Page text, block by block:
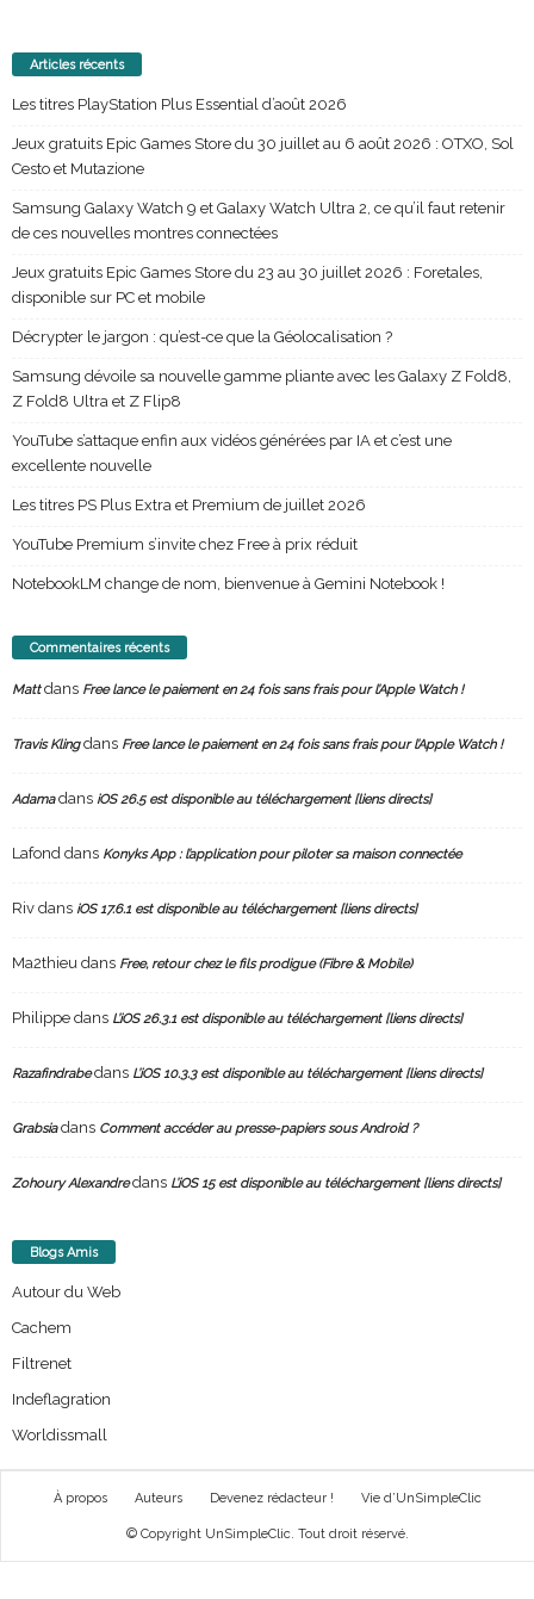
Articles récents
Les titres PlayStation Plus Essential d’août 2026
Jeux gratuits Epic Games Store du 30 juillet au 6 août 2026 : OTXO, Sol
Cesto et Mutazione
Samsung Galaxy Watch 9 et Galaxy Watch Ultra 2, ce qu’il faut retenir
de ces nouvelles montres connectées
Jeux gratuits Epic Games Store du 23 au 30 juillet 2026 : Foretales,
disponible sur PC et mobile
Décrypter le jargon : qu’est-ce que la Géolocalisation ?
Samsung dévoile sa nouvelle gamme pliante avec les Galaxy Z Fold8,
Z Fold8 Ultra et Z Flip8
YouTube s’attaque enfin aux vidéos générées par IA et c’est une
excellente nouvelle
Les titres PS Plus Extra et Premium de juillet 2026
YouTube Premium s’invite chez Free à prix réduit
NotebookLM change de nom, bienvenue à Gemini Notebook !
Commentaires récents
Mattdans Free lance le paiement en 24 fois sans frais pour l’Apple Watch !
Travis Klingdans Free lance le paiement en 24 fois sans frais pour l’Apple Watch !
Adamadans iOS 26.5 est disponible au téléchargement [liens directs]
Lafond dans Konyks App : l’application pour piloter sa maison connectée
Riv dans iOS 17.6.1 est disponible au téléchargement [liens directs]
Ma2thieu dans Free, retour chez le fils prodigue (Fibre & Mobile)
Philippe dans L’iOS 26.3.1 est disponible au téléchargement [liens directs]
Razafindrabedans L’iOS 10.3.3 est disponible au téléchargement [liens directs]
Grabsiadans Comment accéder au presse-papiers sous Android ?
Zohoury Alexandredans L’iOS 15 est disponible au téléchargement [liens directs]
Blogs Amis
Autour du Web
Cachem
Filtrenet
Indeflagration
Worldissmall
À propos Auteurs Devenez rédacteur ! Vie d’UnSimpleClic
© Copyright UnSimpleClic. Tout droit réservé.